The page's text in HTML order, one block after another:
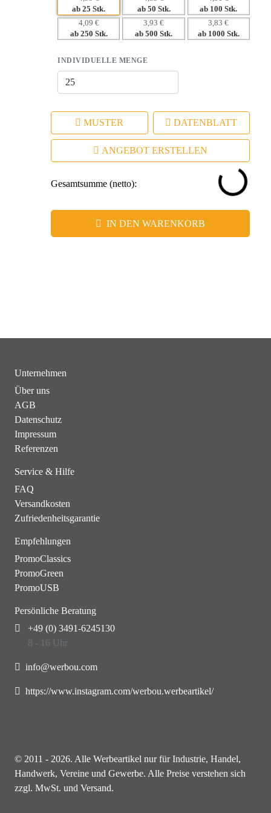
ab 25 Stk. ab 50 Stk. ab 100 Stk.
4,09 €
ab 250 Stk.
3,93 €
ab 500 Stk.
3,83 €
ab 1000 Stk.
INDIVIDUELLE MENGE
MUSTER DATENBLATT
ANGEBOT ERSTELLEN
Gesamtsumme (netto):
IN DEN WARENKORB
Unternehmen
Über uns
AGB
Datenschutz
Impressum
Referenzen
Service & Hilfe
FAQ
Versandkosten
Zufriedenheitsgarantie
Empfehlungen
PromoClassics
PromoGreen
PromoUSB
Persönliche Beratung
+49 (0) 3491-6245130
8 - 16 Uhr
info@werbou.com
https://www.instagram.com/werbou.werbeartikel/
© 2011 - 2026. Alle Werbeartikel nur für Industrie, Handel,
Handwerk, Vereine und Gewerbe. Alle Preise verstehen sich
zzgl. MwSt. und Versand.